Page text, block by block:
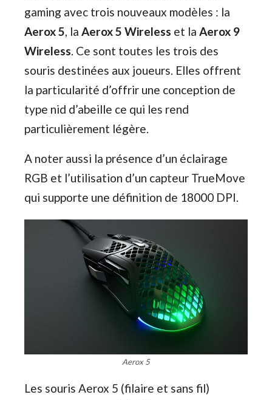
gaming avec trois nouveaux modèles : la
Aerox 5, la Aerox 5 Wireless et la Aerox 9
Wireless. Ce sont toutes les trois des
souris destinées aux joueurs. Elles offrent
la particularité d’offrir une conception de
type nid d’abeille ce qui les rend
particulièrement légère.
A noter aussi la présence d’un éclairage
RGB et l’utilisation d’un capteur TrueMove
qui supporte une définition de 18000 DPI.
Aerox 5
Les souris Aerox 5 (filaire et sans fil)